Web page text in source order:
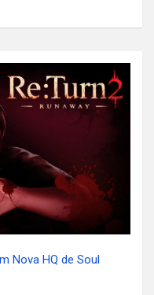
Nova HQ de Soul